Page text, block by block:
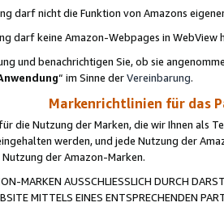
darf nicht die Funktion von Amazons
darf keine Amazon-Webpages in WebView
und benachrichtigen Sie, ob sie
“ im Sinne derVereinbarung.
Markenrichtlinien für das
die Nutzung der Marken, die wir Ihnen als
werden, und jede Nutzung der
der Amazon-Marken.
MARKEN AUSSCHLIESSLICH DURCH
MITTELS EINES ENTSPRECHENDEN